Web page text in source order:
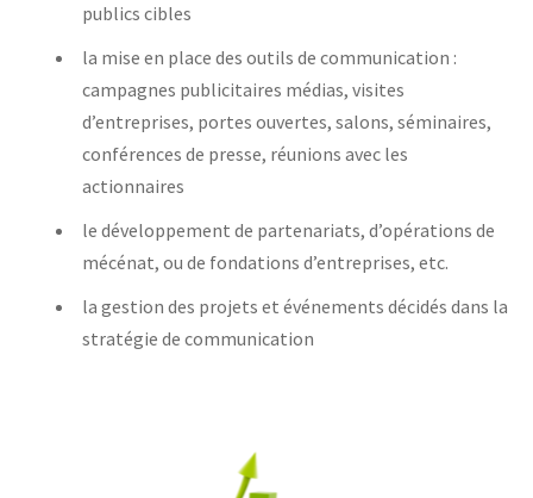
publics cibles
la mise en place des outils de communication :
campagnes publicitaires médias, visites
d’entreprises, portes ouvertes, salons, séminaires,
conférences de presse, réunions avec les
actionnaires
le développement de partenariats, d’opérations de
mécénat, ou de fondations d’entreprises, etc.
la gestion des projets et événements décidés dans la
stratégie de communication